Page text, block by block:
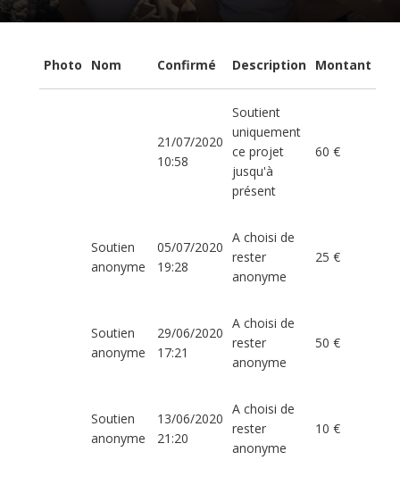
Photo Nom Confirmé Description Montant
21/07/2020
10:58
Soutient
uniquement
ce projet
jusqu'à
présent
60 €
Soutien
anonyme
05/07/2020
19:28
A choisi de
rester
anonyme
25 €
Soutien
anonyme
29/06/2020
17:21
A choisi de
rester
anonyme
50 €
Soutien
anonyme
13/06/2020
21:20
A choisi de
rester
anonyme
10 €